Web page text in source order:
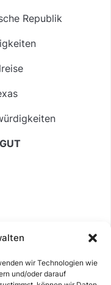
wir Technologien wie
und/oder darauf
Republik